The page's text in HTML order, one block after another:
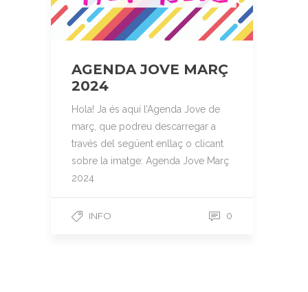
AGENDA JOVE MARÇ
2024
Hola! Ja és aquí l’Agenda Jove de
març, que podreu descarregar a
través del següent enllaç o clicant
sobre la imatge: Agenda Jove Març
2024
INFO 0